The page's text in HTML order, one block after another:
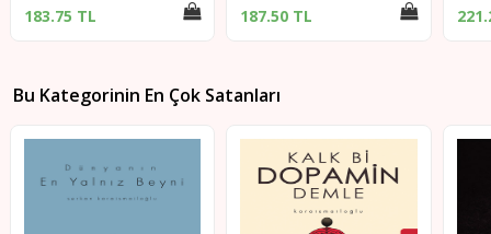
183.75 TL 187.50 TL
Bu Kategorinin En Çok Satanları